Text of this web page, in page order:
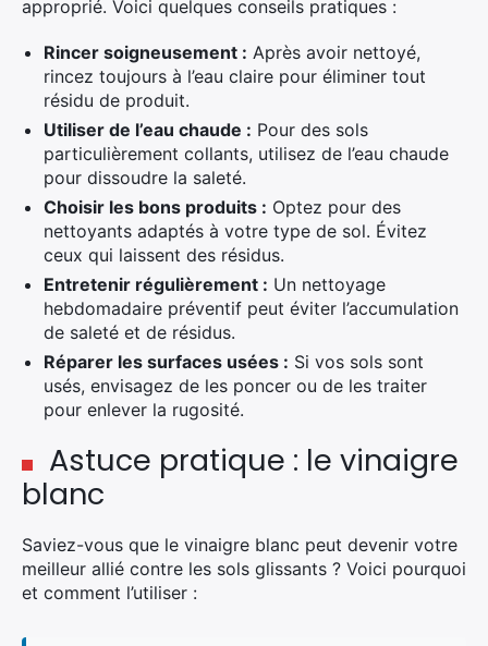
approprié. Voici quelques conseils pratiques :
Rincer soigneusement : Après avoir nettoyé,
rincez toujours à l’eau claire pour éliminer tout
résidu de produit.
Utiliser de l’eau chaude : Pour des sols
particulièrement collants, utilisez de l’eau chaude
pour dissoudre la saleté.
Choisir les bons produits : Optez pour des
nettoyants adaptés à votre type de sol. Évitez
ceux qui laissent des résidus.
Entretenir régulièrement : Un nettoyage
hebdomadaire préventif peut éviter l’accumulation
de saleté et de résidus.
Réparer les surfaces usées : Si vos sols sont
usés, envisagez de les poncer ou de les traiter
pour enlever la rugosité.
Astuce pratique : le vinaigre
blanc
Saviez-vous que le vinaigre blanc peut devenir votre
meilleur allié contre les sols glissants ? Voici pourquoi
et comment l’utiliser :